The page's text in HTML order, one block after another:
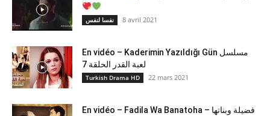
نفسا لنفس 8 avril 2021
En vidéo – Kaderimin Yazıldığı Gün مسلسل
لعبة القدر الحلقة 7
Turkish Drama HD 22 mars 2021
En vidéo – Fadila Wa Banatoha – فضيلة وبناتها